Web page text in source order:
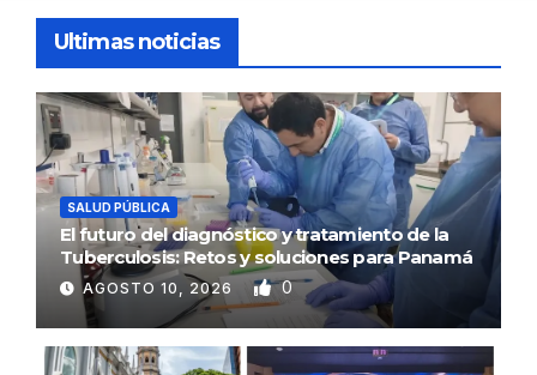
Ultimas noticias
SALUD PÚBLICA
El futuro del diagnóstico y tratamiento de la
Tuberculosis: Retos y soluciones para Panamá
AGOSTO 10, 2026 0